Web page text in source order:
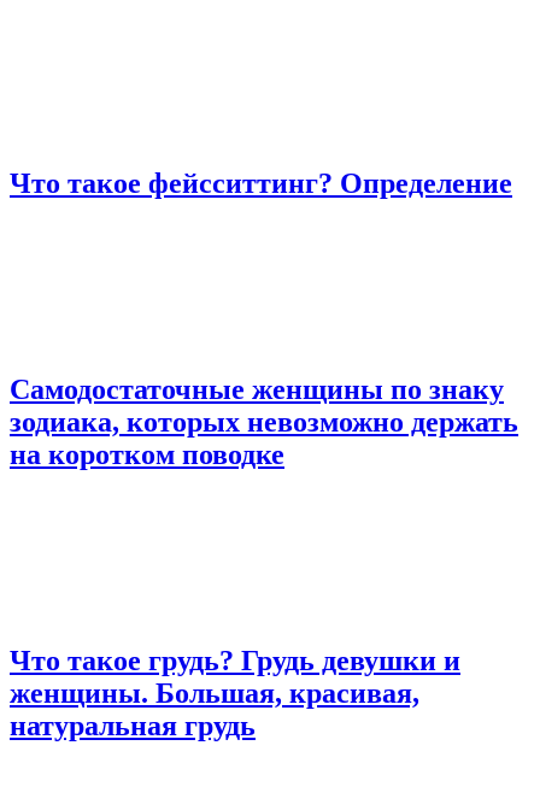
Что такое фейсситтинг? Определение
Самодостаточные женщины по знаку
зодиака, которых невозможно держать
на коротком поводке
Что такое грудь? Грудь девушки и
женщины. Большая, красивая,
натуральная грудь